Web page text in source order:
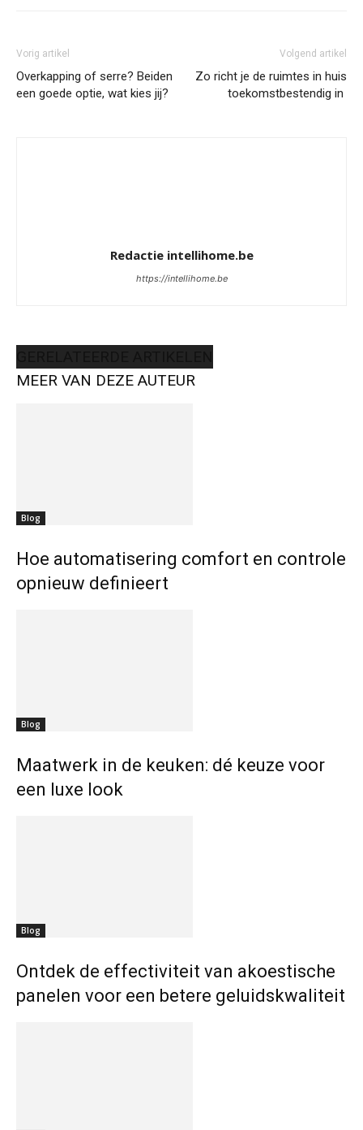
Vorig artikel
Overkapping of serre? Beiden
een goede optie, wat kies jij?
Volgend artikel
Zo richt je de ruimtes in huis
toekomstbestendig in
Redactie intellihome.be
https://intellihome.be
MEER VAN DEZE AUTEUR
Blog
Hoe automatisering comfort en controle
opnieuw definieert
Blog
Maatwerk in de keuken: dé keuze voor
een luxe look
Blog
Ontdek de effectiviteit van akoestische
panelen voor een betere geluidskwaliteit